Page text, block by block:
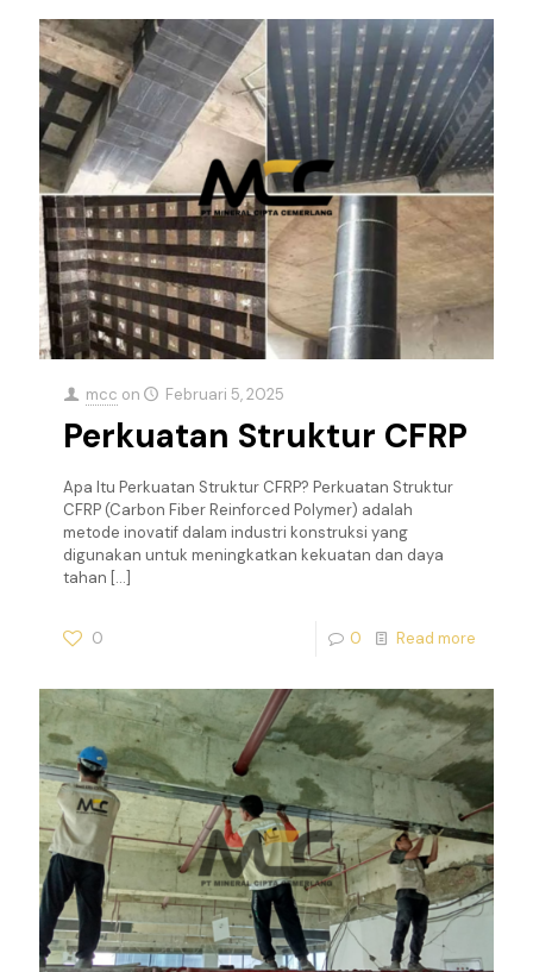
mcc on Februari 5, 2025
Perkuatan Struktur CFRP
Apa Itu Perkuatan Struktur CFRP? Perkuatan Struktur
CFRP (Carbon Fiber Reinforced Polymer) adalah
metode inovatif dalam industri konstruksi yang
digunakan untuk meningkatkan kekuatan dan daya
tahan […]
0 0 Read more